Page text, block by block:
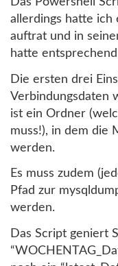
allerdings hatte ich
auftrat und in
hatte
Die ersten drei
Verbindungsdaten
ist ein Ordner
muss!), in dem die
werden.
Es muss zudem
Pfad zur
werden.
Das Script geniert